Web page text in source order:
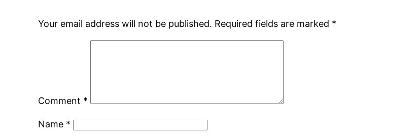
Your email address will not be published. Required fields are marked *
Comment *
Name *